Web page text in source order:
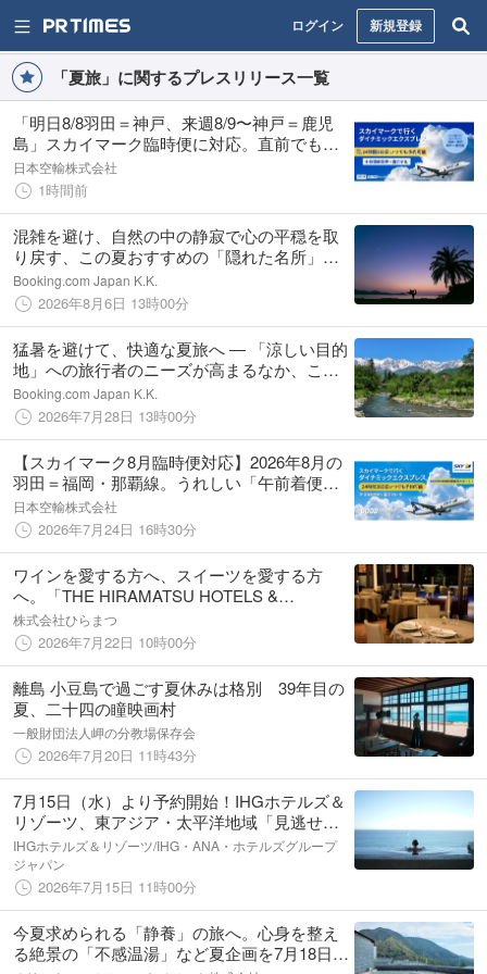
ログイン 新規登録
「夏旅」に関するプレスリリース一覧
「明日8/8羽田＝神戸、来週8/9〜神戸＝鹿児
島」スカイマーク臨時便に対応。直前でも間
に合うダイナミックパッケージをグットリで
販売開始!
日本空輸株式会社
1時間前
混雑を避け、自然の中の静寂で心の平穏を取
り戻す、この夏おすすめの「隠れた名所」を
ご紹介
Booking.com Japan K.K.
2026年8月6日 13時00分
猛暑を避けて、快適な夏旅へ ― 「涼しい目的
地」への旅行者のニーズが高まるなか、この
夏おすすめの東日本の高原リゾートをご紹介
Booking.com Japan K.K.
2026年7月28日 13時00分
【スカイマーク8月臨時便対応】2026年8月の
羽田＝福岡・那覇線。うれしい「午前着便」
に対応したダイナミックパッケージの販売を
開始！夏の旅行・帰省の予約枠がさらに拡
充。
日本空輸株式会社
2026年7月24日 16時30分
ワインを愛する方へ、スイーツを愛する方
へ。「THE HIRAMATSU HOTELS &
RESORTS 仙石原」が贈る、「好き」を満た
す２つの美食ステイ
株式会社ひらまつ
2026年7月22日 10時00分
離島 小豆島で過ごす夏休みは格別 39年目の
夏、二十四の瞳映画村
一般財団法人岬の分教場保存会
2026年7月20日 11時43分
7月15日（水）より予約開始！IHGホテルズ＆
リゾーツ、東アジア・太平洋地域「見逃せな
い旅先」キャンペーン 対象ホテルが最大20％
オフ、会員はさらに10％オフ
IHGホテルズ＆リゾーツ/IHG・ANA・ホテルズグループ
ジャパン
2026年7月15日 11時00分
今夏求められる「静養」の旅へ。心身を整え
る絶景の「不感温湯」など夏企画を7月18日よ